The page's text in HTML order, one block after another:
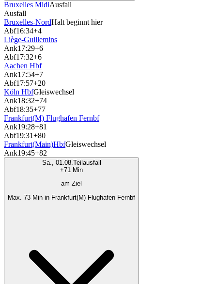
Bruxelles MidiAusfall
Ausfall
Bruxelles-NordHalt beginnt hier
Abf16:34+4
Liège-Guillemins
Ank17:29+6
Abf17:32+6
Aachen Hbf
Ank17:54+7
Abf17:57+20
Köln HbfGleiswechsel
Ank18:32+74
Abf18:35+77
Frankfurt(M) Flughafen Fernbf
Ank19:28+81
Abf19:31+80
Frankfurt(Main)HbfGleiswechsel
Ank19:45+82
Sa., 01.08.Teilausfall
+71 Min
am Ziel
Max. 73 Min in Frankfurt(M) Flughafen Fernbf